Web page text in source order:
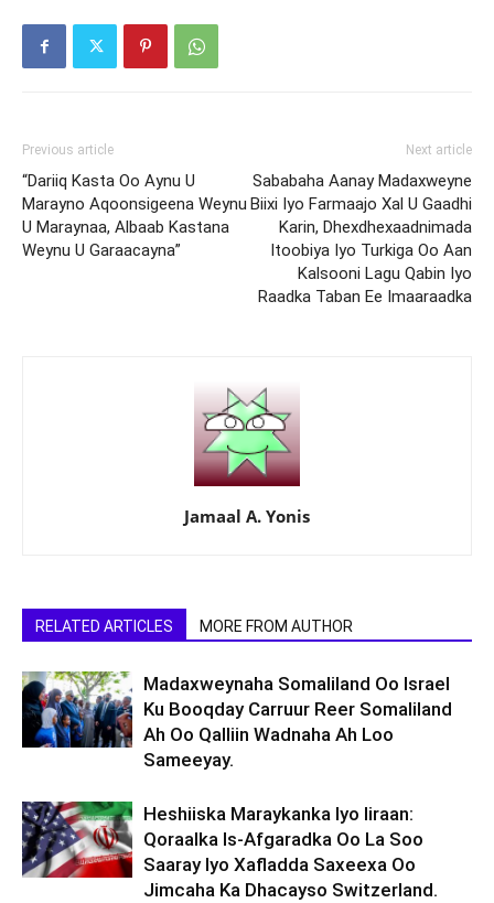
Previous article
“Dariiq Kasta Oo Aynu U
Marayno Aqoonsigeena Weynu
U Maraynaa, Albaab Kastana
Weynu U Garaacayna”
Next article
Sababaha Aanay Madaxweyne
Biixi Iyo Farmaajo Xal U Gaadhi
Karin, Dhexdhexaadnimada
Itoobiya Iyo Turkiga Oo Aan
Kalsooni Lagu Qabin Iyo
Raadka Taban Ee Imaaraadka
Jamaal A. Yonis
RELATED ARTICLES MORE FROM AUTHOR
Madaxweynaha Somaliland Oo Israel
Ku Booqday Carruur Reer Somaliland
Ah Oo Qalliin Wadnaha Ah Loo
Sameeyay.
Heshiiska Maraykanka Iyo Iiraan:
Qoraalka Is-Afgaradka Oo La Soo
Saaray Iyo Xafladda Saxeexa Oo
Jimcaha Ka Dhacayso Switzerland.